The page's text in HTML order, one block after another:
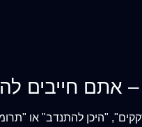
חייבים
"היכן להתנדב"